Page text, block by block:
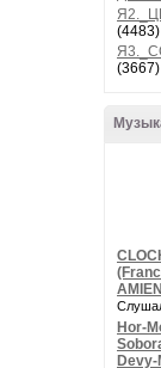
(4483)
(3667)
Hor-